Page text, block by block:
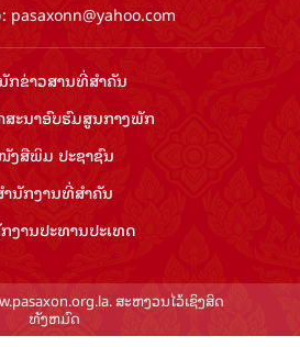
pasaxonn@yahoo.com
ກ​ຂ່າວ​ສານ​ທີ່​ສຳ​ຄັນ​
ສະນາອົບຮົມ​ສູນ​ກາງ​ພັກ
ງສືພິມ ປະ​ຊາ​ຊົນ
ຳ​ນັກ​ງານ​ທີ່​ສຳ​ຄັນ
ງານ​ປະ​ທານ​ປະ​ເທດ
ສະຫງວນໄວ້ເຊິງສິດ
ທັງຫມົດ